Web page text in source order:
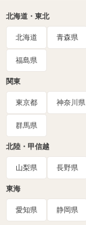
北海道・東北
北海道 青森県
福島県
関東
東京都 神奈川県
群馬県
北陸・甲信越
山梨県 長野県
東海
愛知県 静岡県